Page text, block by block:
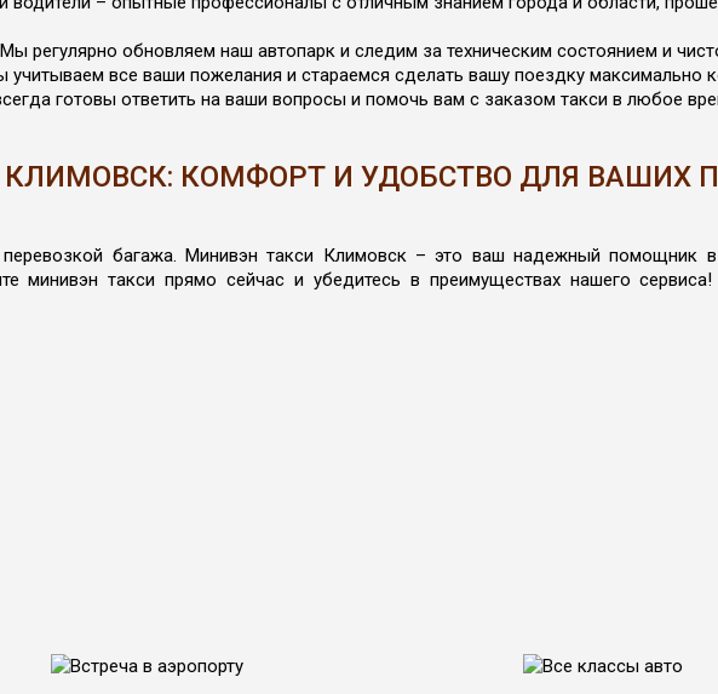
регулярно обновляем наш автопарк и следим за техническим состоянием и
все ваши пожелания и стараемся сделать вашу поездку максимально
готовы ответить на ваши вопросы и помочь вам с заказом такси в любое
КОМФОРТ И УДОБСТВО ДЛЯ ВАШИХ
багажа. Минивэн такси Климовск – это ваш надежный помощник в
минивэн такси прямо сейчас и убедитесь в преимуществах нашего